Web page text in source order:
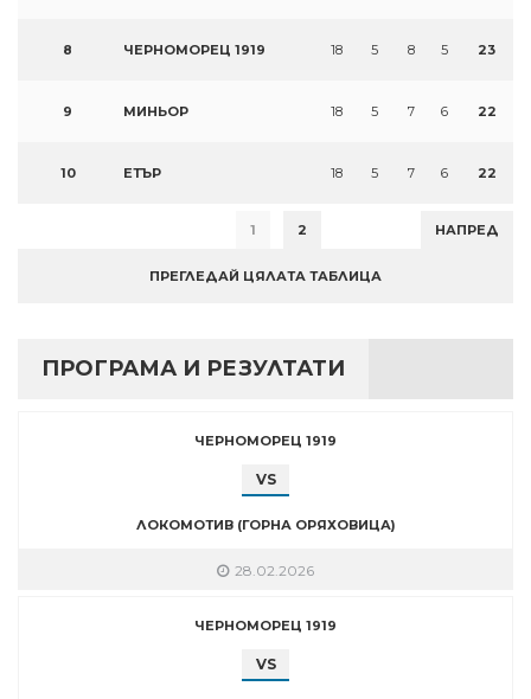
8 ЧЕРНОМОРЕЦ 1919 18 5 8 5 23
9 МИНЬОР 18 5 7 6 22
10 ЕТЪР 18 5 7 6 22
1 2 НАПРЕД
ПРЕГЛЕДАЙ ЦЯЛАТА ТАБЛИЦА
ПРОГРАМА И РЕЗУЛТАТИ
ЧЕРНОМОРЕЦ 1919
VS
ЛОКОМОТИВ (ГОРНА ОРЯХОВИЦА)
28.02.2026
ЧЕРНОМОРЕЦ 1919
VS